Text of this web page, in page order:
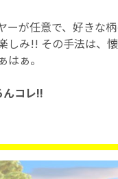
ーが任意で、好きな
しみ!! その手法は、
ぁ。
コレ!!